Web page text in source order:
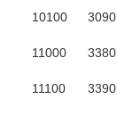
10100 3090
11000 3380
11100 3390